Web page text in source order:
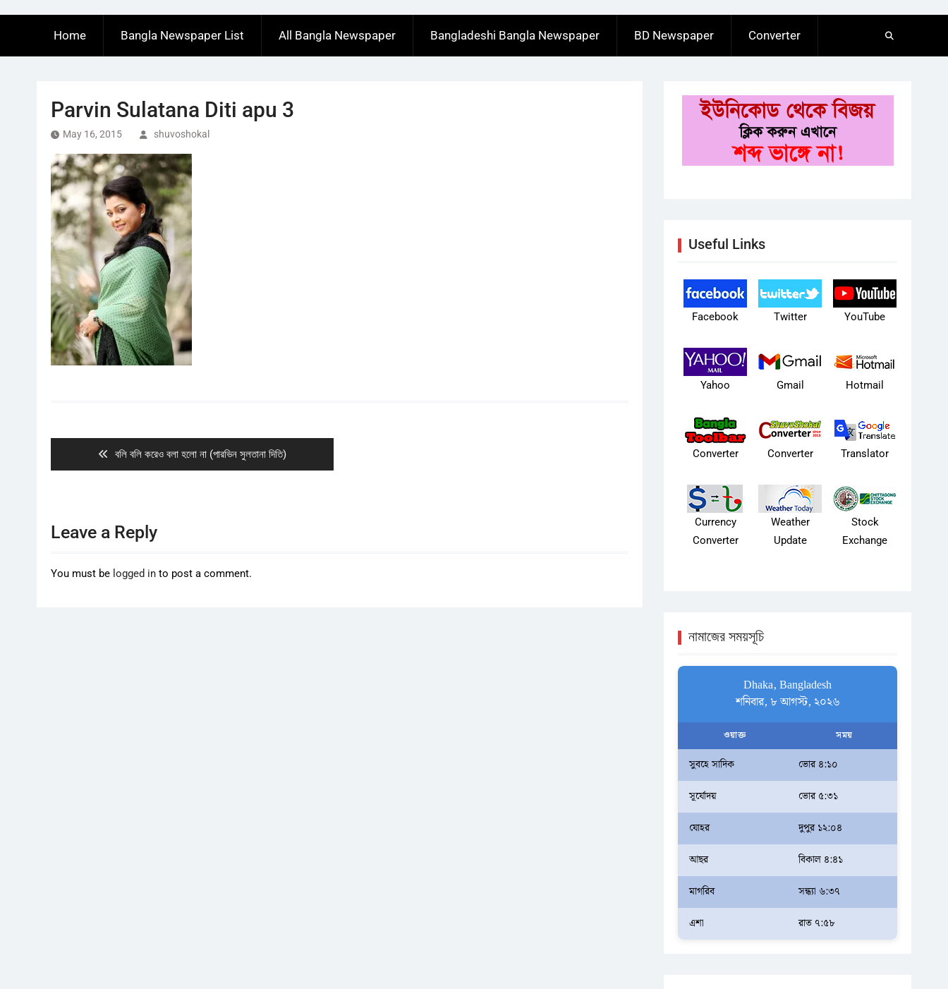
Home Bangla Newspaper List All Bangla Newspaper Bangladeshi Bangla Newspaper BD Newspaper Converter
Parvin Sulatana Diti apu 3
May 16, 2015 shuvoshokal
Previous
post:
বলি বলি করেও বলা হলো না (পারভিন সুলতানা দিতি)
Leave a Reply
You must be logged in to post a comment.
Useful Links
Facebook Twitter YouTube
Yahoo Gmail Hotmail
Converter Converter Translator
Currency
Converter
Weather
Update
Stock
Exchange
নামাজের সময়সূচি
Dhaka, Bangladesh
শনিবার, ৮ আগস্ট, ২০২৬
ওয়াক্ত সময়
সুবহে সাদিক ভোর ৪:১০
সূর্যোদয় ভোর ৫:৩১
যোহর দুপুর ১২:০৪
আছর বিকাল ৪:৪১
মাগরিব সন্ধ্যা ৬:৩৭
এশা রাত ৭:৫৮